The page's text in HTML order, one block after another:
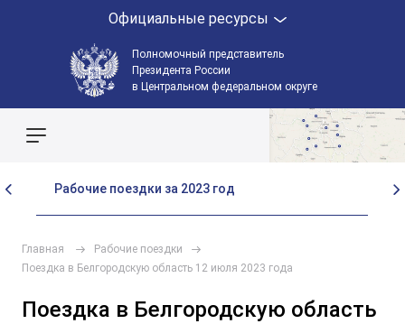
Полномочный представитель
Президента России
в Центральном федеральном округе
Официальные ресурсы
Рабочие поездки за 2023 год
Главная
Рабочие поездки
Поездка в Белгородскую область 12 июля 2023 года
Поездка в Белгородскую область